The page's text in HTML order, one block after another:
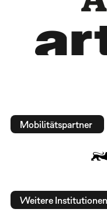
Mobilitätspartner
Weitere